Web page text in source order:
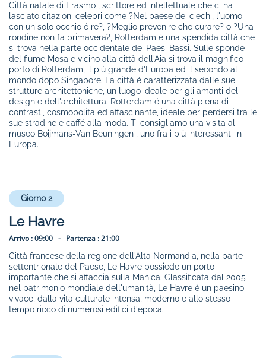
Città natale di Erasmo , scrittore ed intellettuale che ci ha
lasciato citazioni celebri come ?Nel paese dei ciechi, l'uomo
con un solo occhio é re?, ?Meglio prevenire che curare? o ?Una
rondine non fa primavera?, Rotterdam é una spendida città che
si trova nella parte occidentale dei Paesi Bassi. Sulle sponde
del fiume Mosa e vicino alla città dell'Aia si trova il magnifico
porto di Rotterdam, il più grande d'Europa ed il secondo al
mondo dopo Singapore. La città é caratterizzata dalle sue
strutture architettoniche, un luogo ideale per gli amanti del
design e dell'architettura. Rotterdam é una città piena di
contrasti, cosmopolita ed affascinante, ideale per perdersi tra le
sue stradine e caffé alla moda. Ti consigliamo una visita al
museo Boijmans-Van Beuningen , uno fra i più interessanti in
Europa.
Giorno 2
Le Havre
Arrivo :09:00 - Partenza :21:00
Città francese della regione dell'Alta Normandia, nella parte
settentrionale del Paese, Le Havre possiede un porto
importante che si affaccia sulla Manica. Classificata dal 2005
nel patrimonio mondiale dell'umanità, Le Havre è un paesino
vivace, dalla vita culturale intensa, moderno e allo stesso
tempo ricco di numerosi edifici d'epoca.